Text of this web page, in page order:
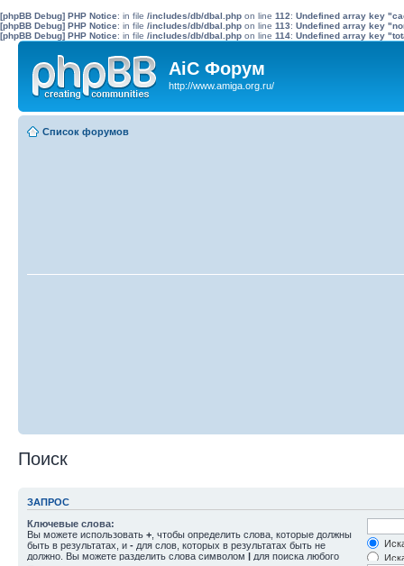
[phpBB Debug] PHP Notice: in file /includes/db/dbal.php on line 112: Undefined array key
[phpBB Debug] PHP Notice: in file /includes/db/dbal.php on line 113: Undefined array key
[phpBB Debug] PHP Notice: in file /includes/db/dbal.php on line 114: Undefined array key
AiC Форум
http://www.amiga.org.ru/
Список форумов
Поиск
ЗАПРОС
Ключевые слова:
Вы можете использовать + , чтобы определить слова, которые должны
быть в результатах, и - для слов, которых в результатах быть не
должно. Вы можете разделить слова символом | для поиска любого